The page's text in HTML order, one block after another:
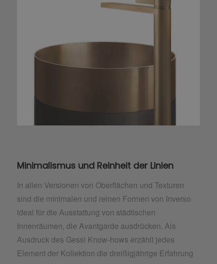
Minimalismus und Reinheit der Linien
In allen Versionen von Oberflächen und Texturen
sind die minimalen und reinen Formen von Inverso
ideal für die Ausstattung von städtischen
Innenräumen, die Avantgarde ausdrücken. Als
Ausdruck des Gessi Know-hows erzählt jedes
Element der Kollektion die dreißigjährige Erfahrung